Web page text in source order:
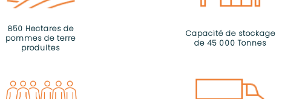
850 Hectares de
pommes de terre
produites
Capacité de stockage
de 45 000 Tonnes